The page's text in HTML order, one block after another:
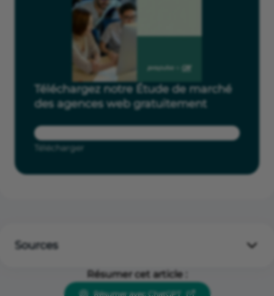
Téléchargez notre Étude de marché
des agences web gratuitement
Télécharger
Sources
INSEE Ésane, données 2021 — dernières disponibles ;
la publication du millésime 2022 a été suspendue par
Résumer cet article :
Résumer avec ChatGPT